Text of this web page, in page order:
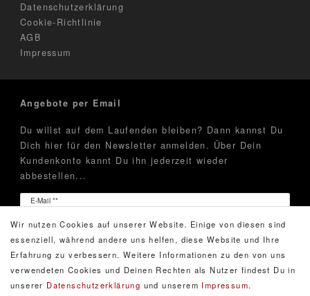
Datenschutzerklärung
Cookie-Richtlinie
AGB
Impressum
Angebote per Email
Du willst auf dem Laufenden bleiben? Dann kannst Du
Dich hier für den Newsletter anmelden. Über Dein
Kundenkonto kannt Du ihn jederzeit wieder
abbestellen...
E-Mail **
Newsletter
Hiermit bestätige ich, dass ich die
Daten­schutz­erklärung
gelesen habe. Meine Einwilligung kann ich jederzeit
widerrufen.**
Wir nutzen Cookies auf unserer Website. Einige von diesen sind
essenziell, während andere uns helfen, diese Website und Ihre
Erfahrung zu verbessern. Weitere Informationen zu den von uns
verwendeten Cookies und Deinen Rechten als Nutzer findest Du in
unserer Daten­schutz­erklärung und unserem Impressum.